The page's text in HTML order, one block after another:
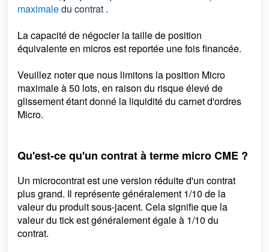
maximaledu contrat .
La capacité de négocier la taille de position
équivalente en micros est reportée une fois financée.
Veuillez noter que nous limitons la position Micro
maximale à 50 lots, en raison du risque élevé de
glissement étant donné la liquidité du carnet d'ordres
Micro.
Qu'est-ce qu'un contrat à terme micro CME ?
Un microcontrat est une version réduite d'un contrat
plus grand. Il représente généralement 1/10 de la
valeur du produit sous-jacent. Cela signifie que la
valeur du tick est généralement égale à 1/10 du
contrat.